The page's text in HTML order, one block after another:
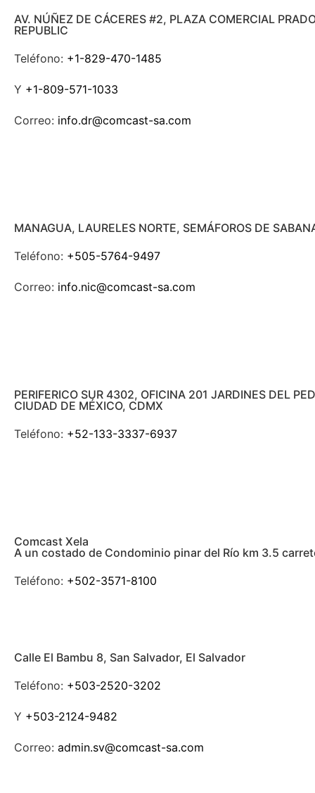
AV. NÚÑEZ DE CÁCERES #2, PLAZA COMERCIAL
REPUBLIC
Teléfono: +1-829-470-1485
Y +1-809-571-1033
Correo: info.dr@comcast-sa.com
MANAGUA, LAURELES NORTE, SEMÁFOROS DE
Teléfono: +505-5764-9497
Correo: info.nic@comcast-sa.com
PERIFERICO SUR 4302, OFICINA 201 JARDINES DEL
CIUDAD DE MÉXICO, CDMX
Teléfono: +52-133-3337-6937
Comcast Xela
A un costado de Condominio pinar del Río km 3.5
Teléfono: +502-3571-8100
Calle El Bambu 8, San Salvador, El Salvador
Teléfono: +503-2520-3202
Y +503-2124-9482
Correo: admin.sv@comcast-sa.com